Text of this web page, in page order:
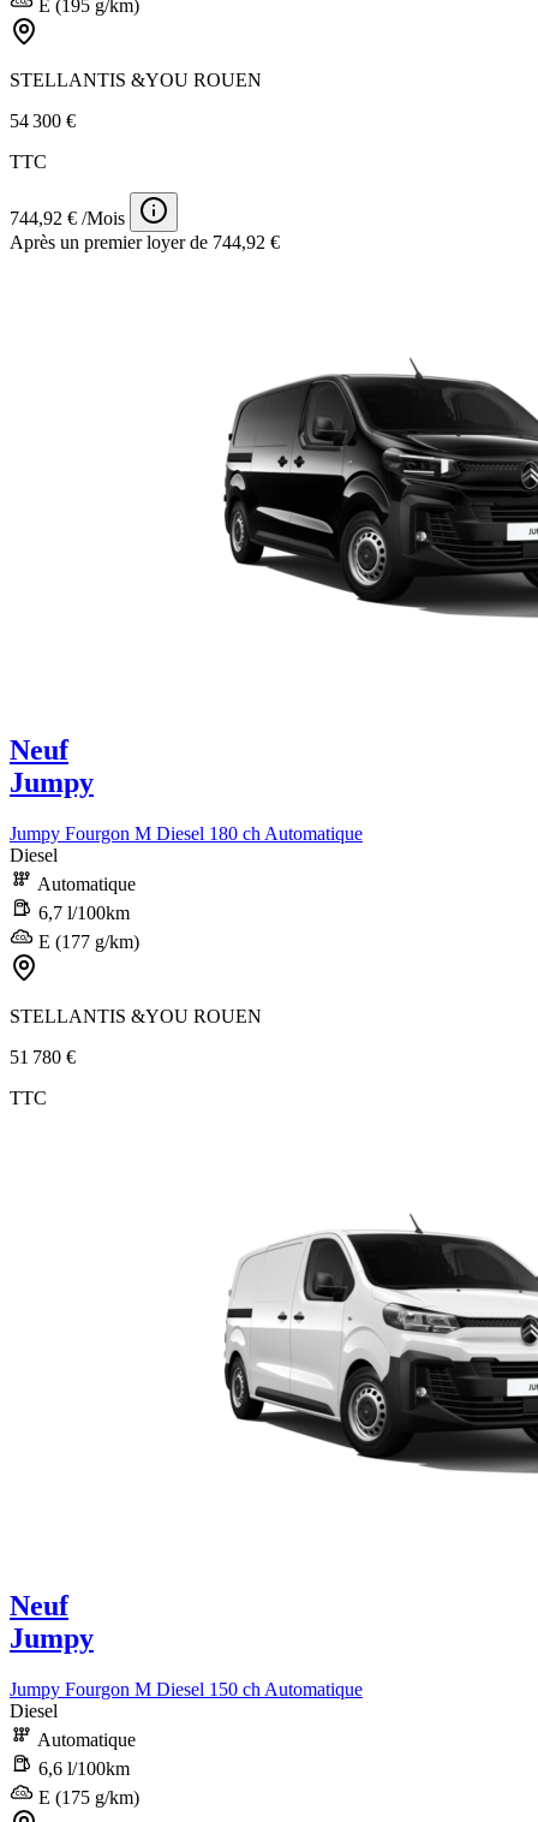
E (195 g/km)
STELLANTIS &YOU ROUEN
54 300 €
TTC
744,92 € /Mois
Après un premier loyer de 744,92 €
Neuf
Jumpy
Jumpy Fourgon M Diesel 180 ch Automatique
Diesel
Automatique
6,7 l/100km
E (177 g/km)
STELLANTIS &YOU ROUEN
51 780 €
TTC
Neuf
Jumpy
Jumpy Fourgon M Diesel 150 ch Automatique
Diesel
Automatique
6,6 l/100km
E (175 g/km)